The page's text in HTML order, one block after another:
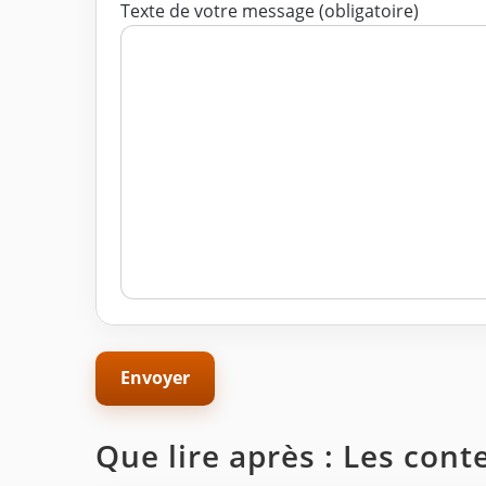
Texte de votre message (obligatoire)
Que lire après : Les